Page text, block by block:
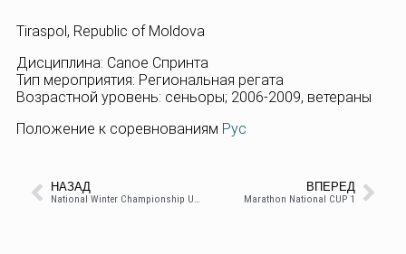
Tiraspol, Republic of Moldova
Дисциплина: Canoe Спринта
Тип мероприятия: Региональная регата
Возрастной уровень: сеньоры; 2006-2009, ветераны
Положение к соревнованиям Рус
НАЗАД
National Winter Championship U14 / 16 / 18
ВПЕРЕД
Marathon National CUP 1